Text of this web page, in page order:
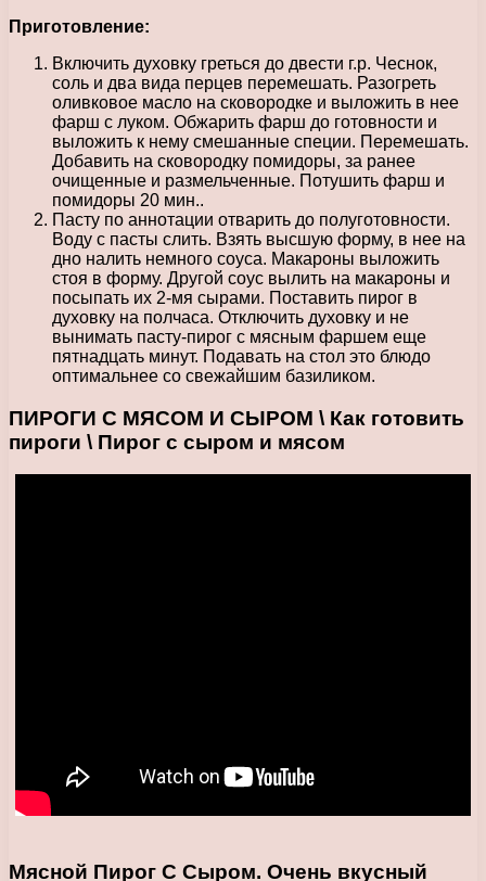
Приготовление:
Включить духовку греться до двести г.р. Чеснок,
соль и два вида перцев перемешать. Разогреть
оливковое масло на сковородке и выложить в нее
фарш с луком. Обжарить фарш до готовности и
выложить к нему смешанные специи. Перемешать.
Добавить на сковородку помидоры, за ранее
очищенные и размельченные. Потушить фарш и
помидоры 20 мин..
Пасту по аннотации отварить до полуготовности.
Воду с пасты слить. Взять высшую форму, в нее на
дно налить немного соуса. Макароны выложить
стоя в форму. Другой соус вылить на макароны и
посыпать их 2-мя сырами. Поставить пирог в
духовку на полчаса. Отключить духовку и не
вынимать пасту-пирог с мясным фаршем еще
пятнадцать минут. Подавать на стол это блюдо
оптимальнее со свежайшим базиликом.
ПИРОГИ С МЯСОМ И СЫРОМ \ Как готовить
пироги \ Пирог с сыром и мясом
Мясной Пирог С Сыром. Очень вкусный